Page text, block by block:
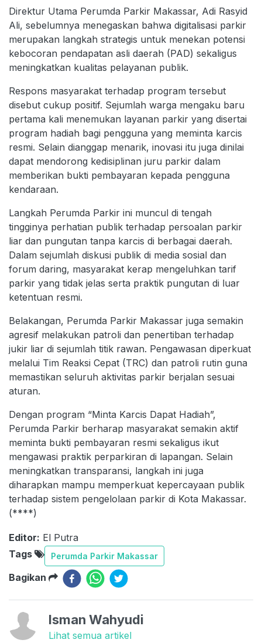
Direktur Utama Perumda Parkir Makassar, Adi Rasyid
Ali, sebelumnya menegaskan bahwa digitalisasi parkir
merupakan langkah strategis untuk menekan potensi
kebocoran pendapatan asli daerah (PAD) sekaligus
meningkatkan kualitas pelayanan publik.
Respons masyarakat terhadap program tersebut
disebut cukup positif. Sejumlah warga mengaku baru
pertama kali menemukan layanan parkir yang disertai
program hadiah bagi pengguna yang meminta karcis
resmi. Selain dianggap menarik, inovasi itu juga dinilai
dapat mendorong kedisiplinan juru parkir dalam
memberikan bukti pembayaran kepada pengguna
kendaraan.
Langkah Perumda Parkir ini muncul di tengah
tingginya perhatian publik terhadap persoalan parkir
liar dan pungutan tanpa karcis di berbagai daerah.
Dalam sejumlah diskusi publik di media sosial dan
forum daring, masyarakat kerap mengeluhkan tarif
parkir yang tidak jelas serta praktik pungutan di luar
ketentuan resmi.
Belakangan, Perumda Parkir Makassar juga semakin
agresif melakukan patroli dan penertiban terhadap
jukir liar di sejumlah titik rawan. Pengawasan diperkuat
melalui Tim Reaksi Cepat (TRC) dan patroli rutin guna
memastikan seluruh aktivitas parkir berjalan sesuai
aturan.
Dengan program “Minta Karcis Dapat Hadiah”,
Perumda Parkir berharap masyarakat semakin aktif
meminta bukti pembayaran resmi sekaligus ikut
mengawasi praktik perparkiran di lapangan. Selain
meningkatkan transparansi, langkah ini juga
diharapkan mampu memperkuat kepercayaan publik
terhadap sistem pengelolaan parkir di Kota Makassar.
(****)
Editor: El Putra
Tags
Perumda Parkir Makassar
Bagikan
Isman Wahyudi
Lihat semua artikel